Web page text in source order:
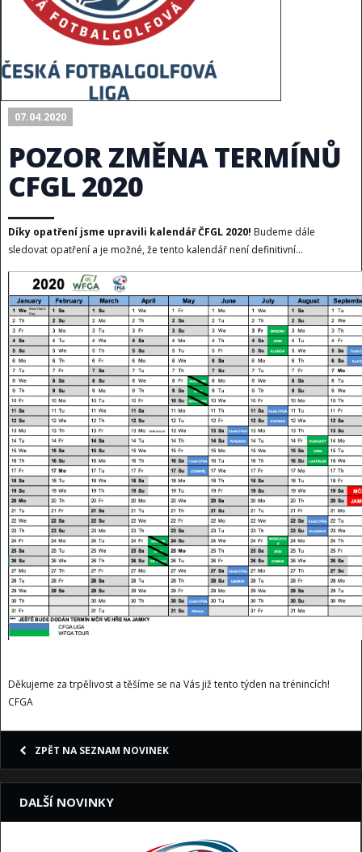
07.04.2020
POZOR ZMĚNA TERMÍNŮ
CFGL 2020
Díky opatření jsme upravili kalendář ČFGL 2020! Budeme dále
sledovat opatření a je možné, že tento kalendář není definitivní...
Děkujeme za trpělivost a těšíme se na Vás již tento týden na trénincích!
CFGA
ZPĚT NA SEZNAM NOVINEK
DALŠÍ NOVINKY